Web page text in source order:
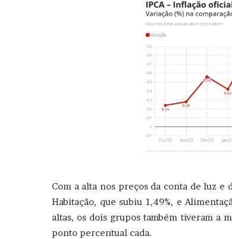
Com a alta nos preços da conta de luz e
Habitação, que subiu 1,49%, e
altas, os dois grupos também tiveram a
ponto percentual cada.